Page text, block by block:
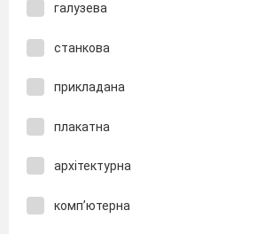
галузева
станкова
прикладана
плакатна
архітектурна
комп’ютерна